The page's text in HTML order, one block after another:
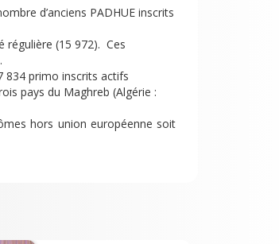
d’anciens PADHUE inscrits
régulière (15 972). Ces
834 primo inscrits actifs
pays du Maghreb (Algérie :
hors union européenne soit